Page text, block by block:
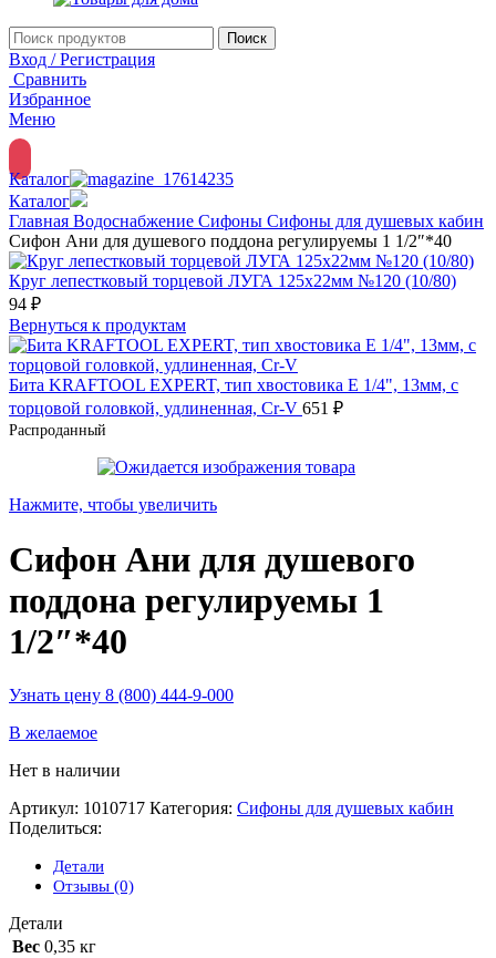
Поиск
Вход / Регистрация
Сравнить
Избранное
Меню
Каталог
Каталог
Главная Водоснабжение Сифоны Сифоны для душевых кабин
Сифон Ани для душевого поддона регулируемы 1 1/2″*40
Круг лепестковый торцевой ЛУГА 125х22мм №120 (10/80)
94 ₽
Вернуться к продуктам
Бита KRAFTOOL EXPERT, тип хвостовика E 1/4", 13мм, с
торцовой головкой, удлиненная, Cr-V 651 ₽
Распроданный
Нажмите, чтобы увеличить
Сифон Ани для душевого
поддона регулируемы 1
1/2″*40
Узнать цену 8 (800) 444-9-000
В желаемое
Нет в наличии
Артикул: 1010717 Категория: Сифоны для душевых кабин
Поделиться:
Детали
Отзывы (0)
Детали
Вес 0,35 кг